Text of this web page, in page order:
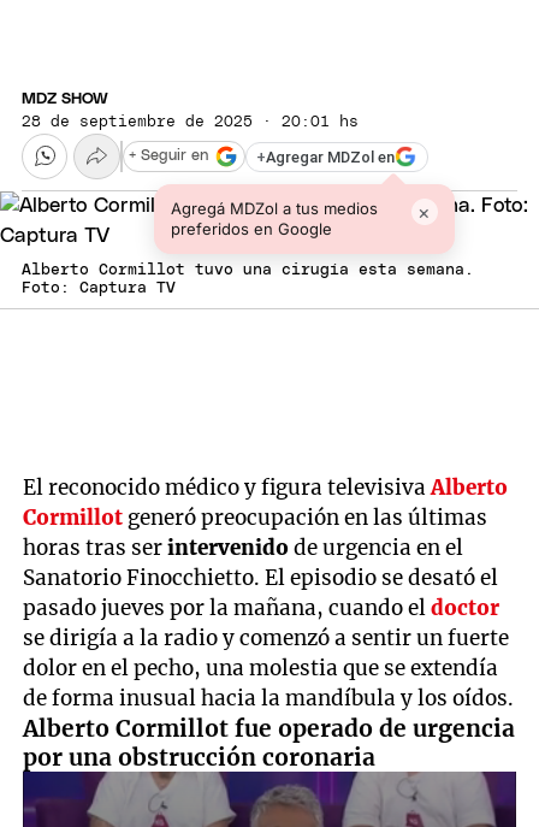
MDZ SHOW
28 de septiembre de 2025 · 20:01 hs
+Agregar MDZol en
Agregá MDZol a tus medios
preferidos en Google
×
+ Seguir en
Alberto Cormillot tuvo una cirugía esta semana.
Foto: Captura TV
El reconocido médico y figura televisivaAlberto
Cormillot generó preocupación en las últimas
horas tras serintervenidode urgencia en el
Sanatorio Finocchietto. El episodio se desató el
pasado jueves por la mañana, cuando eldoctor
se dirigía a la radio y comenzó a sentir un fuerte
dolor en el pecho, una molestia que se extendía
de forma inusual hacia la mandíbula y los oídos.
Alberto Cormillot fue operado de urgencia
por una obstrucción coronaria